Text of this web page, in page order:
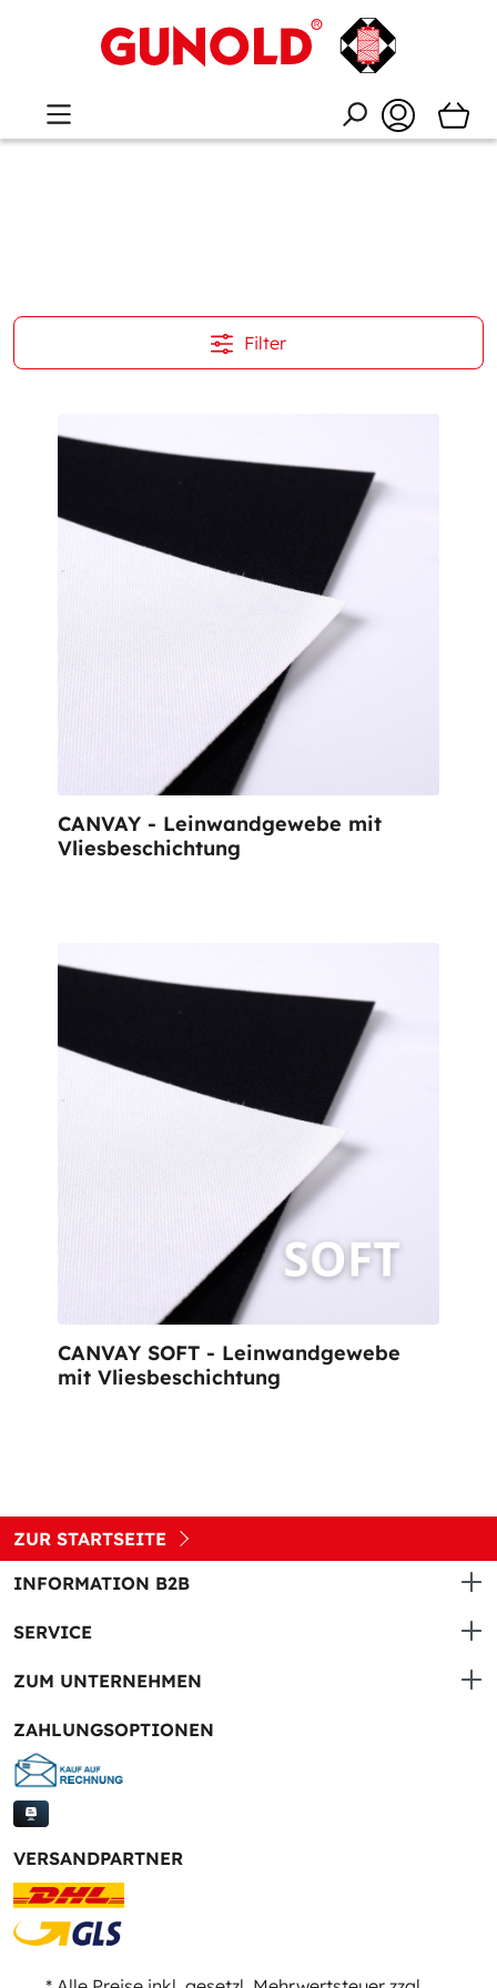
Filter
CANVAY - Leinwandgewebe mit
Vliesbeschichtung
CANVAY SOFT - Leinwandgewebe
mit Vliesbeschichtung
ZUR STARTSEITE
INFORMATION B2B
SERVICE
ZUM UNTERNEHMEN
ZAHLUNGSOPTIONEN
VERSANDPARTNER